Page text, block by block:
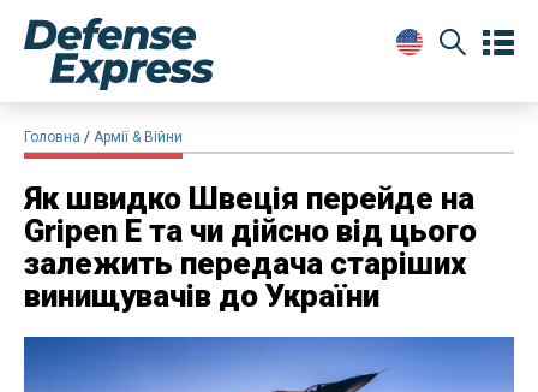
Головна Армії & Війни
Як швидко Швеція перейде на
Gripen E та чи дійсно від цього
залежить передача старіших
винищувачів до України